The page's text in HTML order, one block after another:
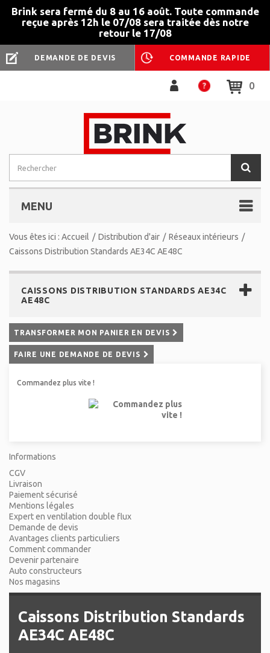
Brink sera fermé du 8 au 16 août. Toute commande
reçue après 12h le 07/08 sera traitée dès notre
retour le 17/08
DEMANDE DE DEVIS COMMANDE RAPIDE
0
MENU
Vous êtes ici : Accueil / Distribution d'air / Réseaux intérieurs /
Caissons Distribution Standards AE34C AE48C
CAISSONS DISTRIBUTION STANDARDS AE34C
AE48C
TRANSFORMER MON PANIER EN DEVIS
FAIRE UNE DEMANDE DE DEVIS
Commandez plus vite !
Informations
CGV
Livraison
Paiement sécurisé
Mentions légales
Expert en ventilation double flux
Demande de devis
Avantages clients particuliers
Comment commander
Devenir partenaire
Auto constructeurs
Nos magasins
Caissons Distribution Standards
AE34C AE48C